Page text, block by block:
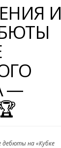
И
—
дебюты на «Кубке